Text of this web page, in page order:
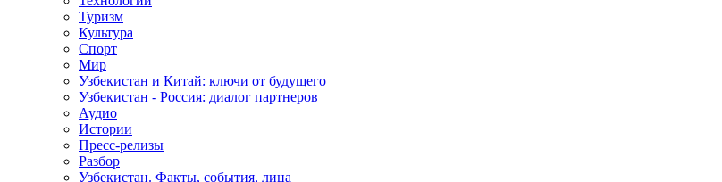
Туризм
Культура
Спорт
Мир
Узбекистан и Китай: ключи от будущего
Узбекистан - Россия: диалог партнеров
Аудио
Истории
Пресс-релизы
Разбор
Узбекистан. Факты, события, лица